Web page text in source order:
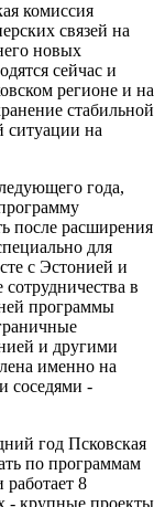
комиссия
связей на
новых
сейчас и
регионе и на
стабильной
ситуации на
года,
после расширения
для
с Эстонией и
в
программы
и другими
именно на
соседями -
год Псковская
по программам
8